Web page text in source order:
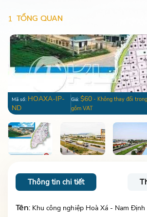
1 TỔNG QUAN
Mã số: HOAXA-IP-
ND
Giá:$60 - Không thay đổi
gồm VAT
Thông tin chi tiết
Tên: Khu công nghiệp Hoà Xá - Nam Định